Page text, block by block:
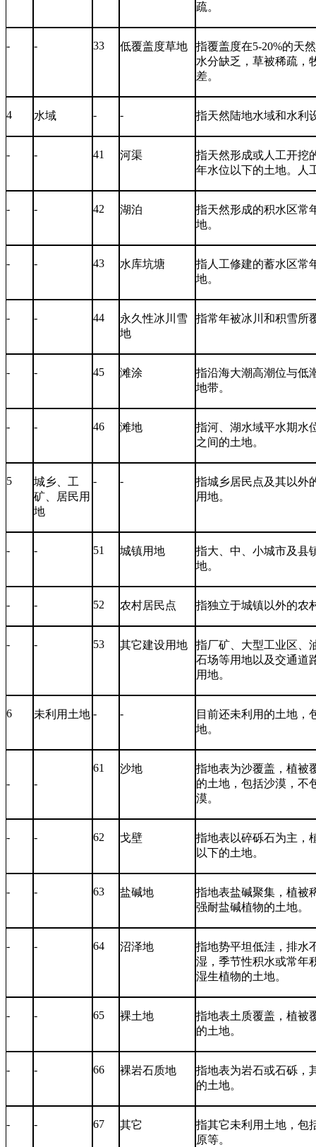
疏。
- - 33 低覆盖度草地 指覆盖度在5-20%的天
水分缺乏，草被稀疏，
差。
4 水域 - - 指天然陆地水域和水利
- - 41 河渠
指天然形成或人工开挖
年水位以下的土地。人
- - 42 湖泊
指天然形成的积水区常
地。
- - 43 水库坑塘
指人工修建的蓄水区常
地。
- - 44
永久性冰川雪
地
指常年被冰川和积雪所
- - 45 滩涂
指沿海大潮高潮位与低
地带。
- - 46 滩地
指河、湖水域平水期水
之间的土地。
5
城乡、工
矿、居民用
地
- -
指城乡居民点及其以外
用地。
- - 51 城镇用地
指大、中、小城市及县
地。
- - 52 农村居民点 指独立于城镇以外的农
- - 53 其它建设用地
指厂矿、大型工业区、
石场等用地以及交通道
用地。
6 未利用土地 - -
目前还未利用的土地，
地。
- -
61 沙地
指地表为沙覆盖，植被
的土地，包括沙漠，不
漠。
- - 62 戈壁
指地表以碎砾石为主，
以下的土地。
- - 63 盐碱地
指地表盐碱聚集，植被
强耐盐碱植物的土地。
- - 64 沼泽地
指地势平坦低洼，排水
湿，季节性积水或常年
湿生植物的土地。
- - 65 裸土地
指地表土质覆盖，植被
的土地。
- - 66 裸岩石质地
指地表为岩石或石砾，
的土地。
- - 67 其它
指其它未利用土地，包
原等。